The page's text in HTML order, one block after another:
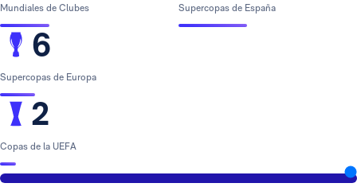
Mundiales de Clubes
6
Supercopas de Europa
2
Copas de la UEFA
Supercopas de España